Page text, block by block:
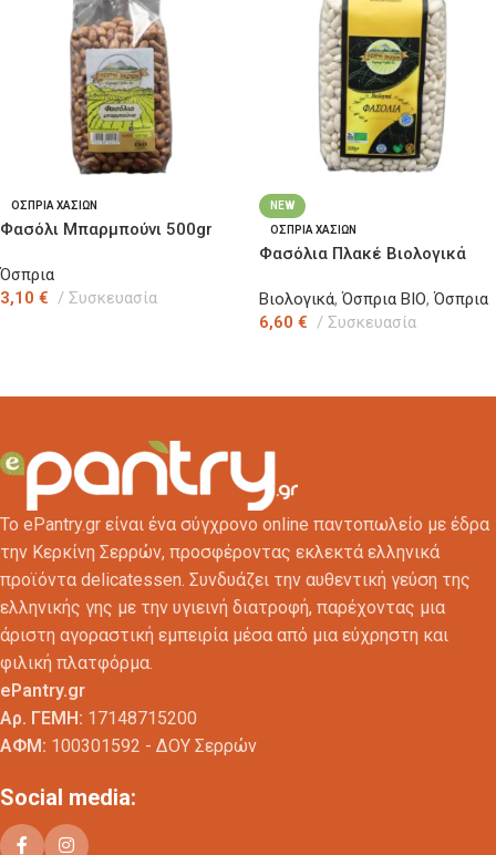
ΟΣΠΡΙΑ ΧΑΣΙΩΝ
Φασόλι Μπαρμπούνι 500gr
Όσπρια
3,10 € Συσκευασία
NEW
ΟΣΠΡΙΑ ΧΑΣΙΩΝ
Φασόλια Πλακέ Βιολογικά
Βιολογικά, Όσπρια ΒΙΟ, Όσπρια
6,60 € Συσκευασία
Το ePantry.gr είναι ένα σύγχρονο online παντοπωλείο με έδρα
την Κερκίνη Σερρών, προσφέροντας εκλεκτά ελληνικά
προϊόντα delicatessen. Συνδυάζει την αυθεντική γεύση της
ελληνικής γης με την υγιεινή διατροφή, παρέχοντας μια
άριστη αγοραστική εμπειρία μέσα από μια εύχρηστη και
φιλική πλατφόρμα.
ePantry.gr
Αρ. ΓΕΜΗ: 17148715200
ΑΦΜ: 100301592 - ΔΟΥ Σερρών
Social media: